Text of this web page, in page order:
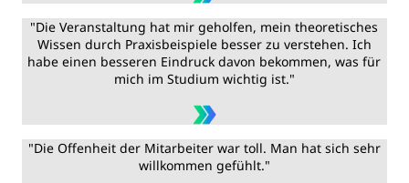
"Die Veranstaltung hat mir geholfen, mein theoretisches
Wissen durch Praxisbeispiele besser zu verstehen. Ich
habe einen besseren Eindruck davon bekommen, was für
mich im Studium wichtig ist."
"Die Offenheit der Mitarbeiter war toll. Man hat sich sehr
willkommen gefühlt."